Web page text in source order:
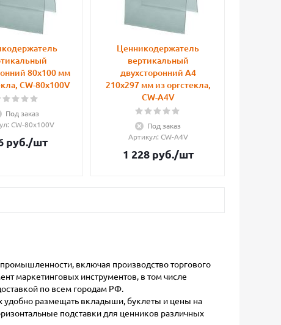
80х100 мм
CW-80x100V
Под заказ
: CW-80x100V
руб./шт
Ценникодержатель
вертикальный
двухсторонний А4
210x297 мм из оргстекла,
CW-A4V
Под заказ
Артикул: CW-A4V
1 228руб./шт
включая производство торгового
маркетинговых инструментов, в том числе
по всем городам РФ.
удобно размещать вкладыши, буклеты и цены на
подставки для ценников различных